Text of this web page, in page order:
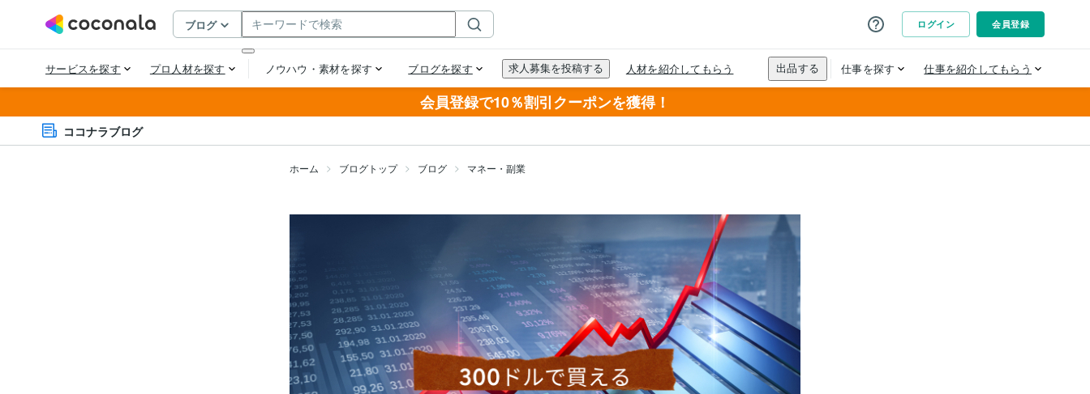
会員登録で10％割引クーポンを獲得！
ココナラブログ
ホーム ブログトップ ブログ マネー・副業